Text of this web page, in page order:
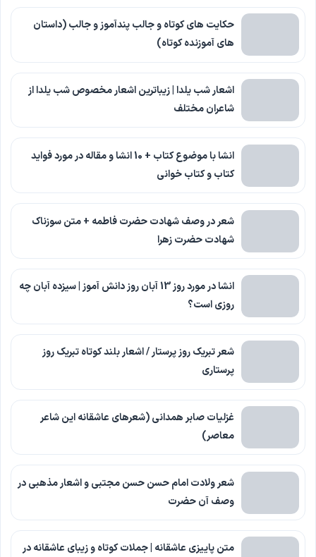
حکایت های کوتاه و جالب پندآموز و جالب (داستان
های آموزنده کوتاه)
اشعار شب یلدا | زیباترین اشعار مخصوص شب یلدا از
شاعران مختلف
انشا با موضوع کتاب + 10 انشا و مقاله در مورد فواید
کتاب و کتاب خوانی
شعر در وصف شهادت حضرت فاطمه + متن سوزناک
شهادت حضرت زهرا
انشا در مورد روز 13 آبان روز دانش آموز | سیزده آبان چه
روزی است؟
شعر تبریک روز پرستار / اشعار بلند کوتاه تبریک روز
پرستاری
غزلیات صابر همدانی (شعرهای عاشقانه این شاعر
معاصر)
شعر ولادت امام حسن حسن مجتبی و اشعار مذهبی در
وصف آن حضرت
متن پاییزی عاشقانه | جملات کوتاه و زیبای عاشقانه در